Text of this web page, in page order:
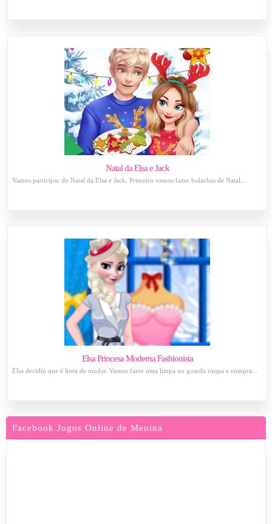
Natal da Elsa e Jack
Vamos participar do Natal da Elsa e Jack. Primeiro vamos fazer bolachas de Natal...
Elsa Princesa Moderna Fashionista
Elsa decidiu que é hora de mudar. Vamos fazer uma limpa no guarda roupa e compra...
Facebook Jogos Online de Menina